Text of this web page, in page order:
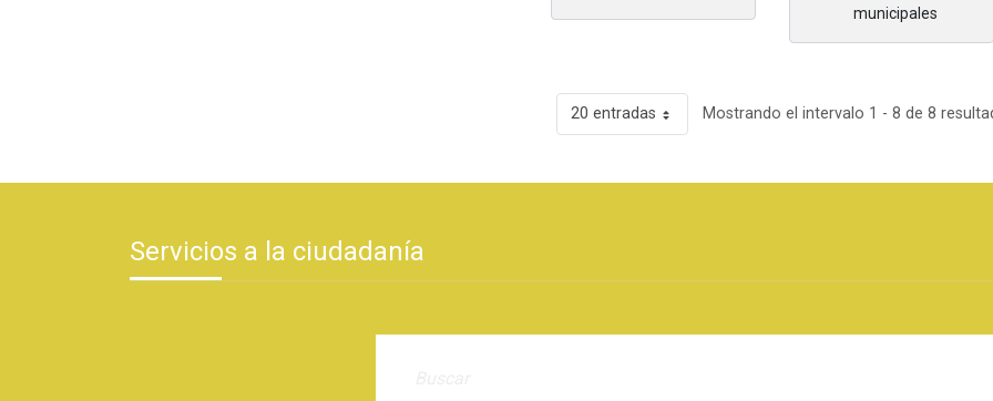
municipales
20 entradas Mostrando el intervalo 1 - 8 de 8
Servicios a la ciudadanía